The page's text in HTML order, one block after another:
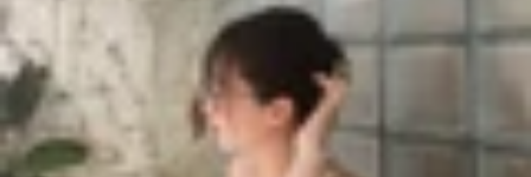
So sánh iPhone 15 và iPhone 15 Plus
chi tiết: Nên mua máy nào 2026?
Triệu Vy
Ngày đăng: 01/06/2026